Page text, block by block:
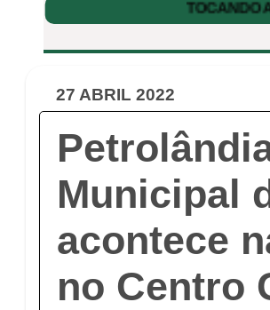
27 ABRIL 2022
Municipal
acontece
no Centro